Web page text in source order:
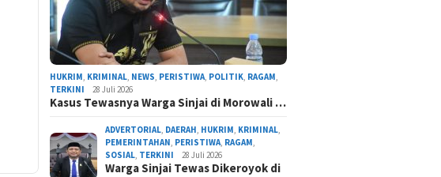
HUKRIM, KRIMINAL, NEWS, PERISTIWA, POLITIK, RAGAM,
TERKINI
28 Juli 2026
Kasus Tewasnya Warga Sinjai di Morowali …
ADVERTORIAL, DAERAH, HUKRIM, KRIMINAL,
PEMERINTAHAN, PERISTIWA, RAGAM,
SOSIAL, TERKINI 28 Juli 2026
Warga Sinjai Tewas Dikeroyok di